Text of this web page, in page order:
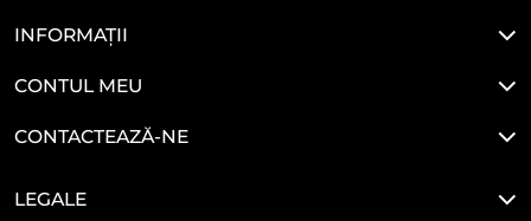
INFORMAȚII
CONTUL MEU
CONTACTEAZĂ-NE
LEGALE